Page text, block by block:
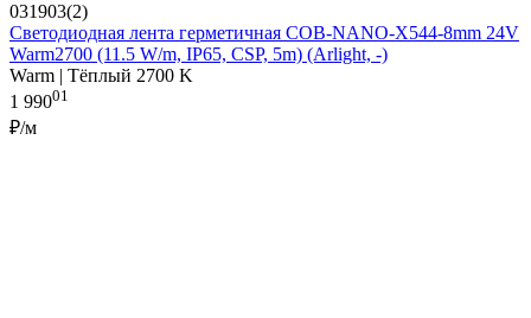
031903(2)
Светодиодная лента герметичная COB-NANO-X544-8mm 24V
Warm2700 (11.5 W/m, IP65, CSP, 5m) (Arlight, -)
Warm | Тёплый 2700 K
1 99001
₽/м